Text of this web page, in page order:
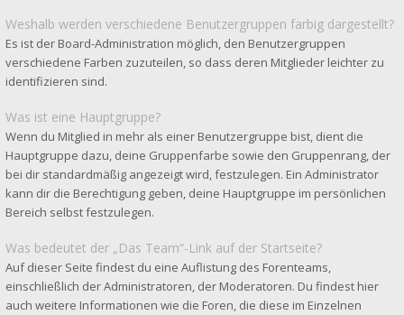
Weshalb werden verschiedene Benutzergruppen farbig dargestellt?
Es ist der Board-Administration möglich, den Benutzergruppen
verschiedene Farben zuzuteilen, so dass deren Mitglieder leichter zu
identifizieren sind.
Was ist eine Hauptgruppe?
Wenn du Mitglied in mehr als einer Benutzergruppe bist, dient die
Hauptgruppe dazu, deine Gruppenfarbe sowie den Gruppenrang, der
bei dir standardmäßig angezeigt wird, festzulegen. Ein Administrator
kann dir die Berechtigung geben, deine Hauptgruppe im persönlichen
Bereich selbst festzulegen.
Was bedeutet der „Das Team“-Link auf der Startseite?
Auf dieser Seite findest du eine Auflistung des Forenteams,
einschließlich der Administratoren, der Moderatoren. Du findest hier
auch weitere Informationen wie die Foren, die diese im Einzelnen